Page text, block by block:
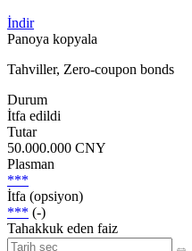
İndir
Panoya kopyala
Tahviller, Zero-coupon bonds
Durum
İtfa edildi
Tutar
50.000.000 CNY
Plasman
***
İtfa (opsiyon)
*** (-)
Tahakkuk eden faiz